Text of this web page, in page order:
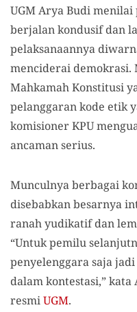
UGM Arya Budi menilai
berjalan kondusif dan
pelaksanaannya
menciderai demokrasi.
Mahkamah Konstitusi
pelanggaran kode etik
komisioner KPU
ancaman serius.
Munculnya berbagai
disebabkan besarnya
ranah yudikatif dan
“Untuk pemilu
penyelenggara saja
dalam kontestasi,”
resmiUGM.